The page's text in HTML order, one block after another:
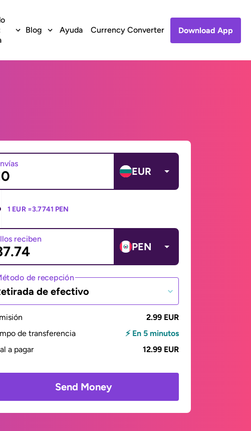
Blog Ayuda Currency Converter Download App
EUR
1 EUR =3.7741 PEN
reciben
PEN
de recepción
de efectivo
2.99 EUR
de transferencia
⚡ En 5 minutos
a pagar
12.99 EUR
Send Money